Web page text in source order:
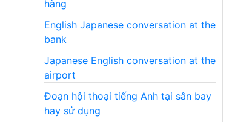
hàng
English Japanese conversation at the
bank
Japanese English conversation at the
airport
Đoạn hội thoại tiếng Anh tại sân bay
hay sử dụng